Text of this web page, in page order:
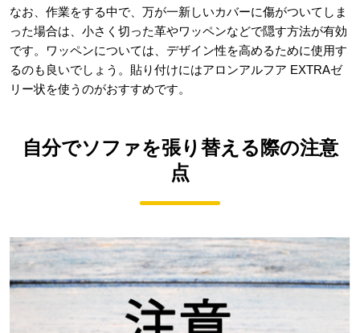
なお、作業をする中で、万が一新しいカバーに傷がついてしま
った場合は、小さく切った革やワッペンなどで隠す方法が有効
です。ワッペンについては、デザイン性を高めるために使用す
るのも良いでしょう。貼り付けにはアロンアルフア EXTRAゼ
リー状を使うのがおすすめです。
自分でソファを張り替える際の注意
点